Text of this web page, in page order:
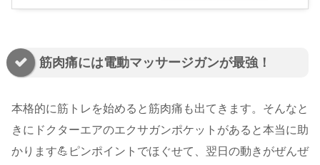
筋肉痛には電動マッサージガンが最強！
本格的に筋トレを始めると筋肉痛も出てきます。そんなと
きにドクターエアのエクサガンポケットがあると本当に助
かります💪ピンポイントでほぐせて、翌日の動きがぜんぜ